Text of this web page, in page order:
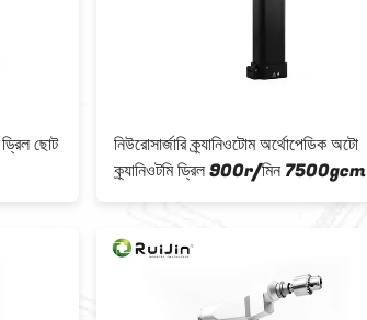
ড্রিল ছোট
নিউরোসার্জারি ক্র্যানিওটোম অর্থোপেডিক অটো
ক্র্যানিওটমি ড্রিল 900r/মিন 7500gcm